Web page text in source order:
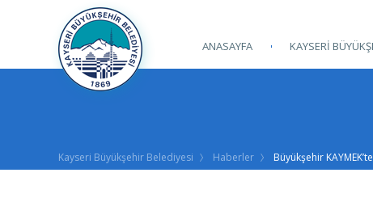
ANASAYFA KAYSERİ
Kayseri Büyükşehir Belediyesi Haberler Büyükşehir